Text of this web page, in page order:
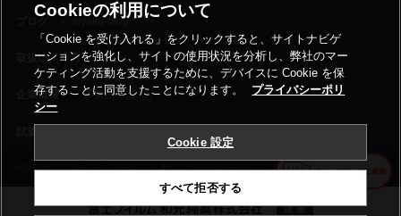
siyaku-blog
取扱いメーカー
事業所一覧
利用規約 プライバシーポリシー コーポレートサイト Cookie設定
Cookieの利用について
「Cookie を受け入れる」をクリックすると、サイトナビゲ
ーションを強化し、サイトの使用状況を分析し、弊社のマー
ケティング活動を支援するために、デバイスに Cookie を保
存することに同意したことになります。
プライバシーポリ
シー
Cookie 設定
すべて拒否する